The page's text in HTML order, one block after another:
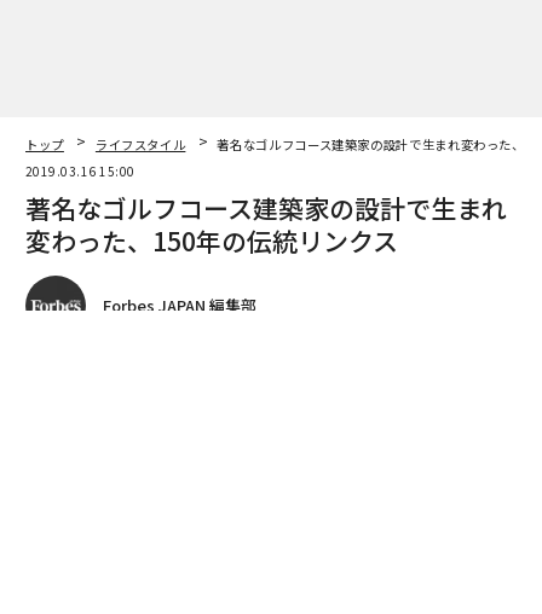
トップ ライフスタイル
著名なゴルフコース建築家の設計で生まれ変わった、
2019.03.16 15:00
著名なゴルフコース建築家の設計で生まれ
変わった、150年の伝統リンクス
Forbes JAPAN 編集部